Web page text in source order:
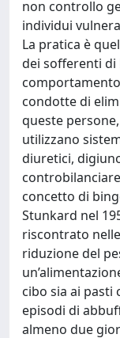
non controllo
individui
La pratica è
dei sofferenti di
condotte di
queste
utilizzano
diuretici,
concetto di
Stunkard nel
riscontrato
riduzione del
cibo sia ai
episodi di
almeno due